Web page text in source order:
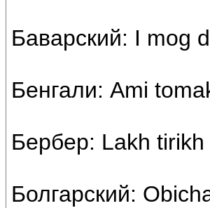
Баварский: I mog
Бенгали: Ami
Бербер: Lakh tirikh
Болгарский: